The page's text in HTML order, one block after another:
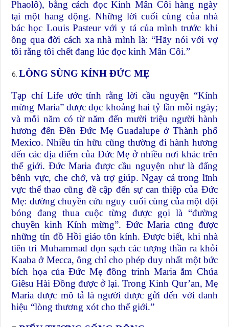
Phaolô), bằng cách đọc Kinh Mân Côi hàng ngày
tại một hang động. Những lời cuối cùng của nhà
bác học Louis Pasteur với y tá của mình trước khi
ông qua đời cách xa nhà mình là: “Hãy nói với vợ
tôi rằng tôi chết đang lúc đọc kinh Mân Côi.”
LÒNG SÙNG KÍNH ĐỨC MẸ
Tạp chí Life ước tính rằng lời cầu nguyện “Kính
mừng Maria” được đọc khoảng hai tỷ lần mỗi ngày;
và mỗi năm có từ năm đến mười triệu người hành
hương đến Đền Đức Mẹ Guadalupe ở Thành phố
Mexico. Nhiều tín hữu cũng thường đi hành hương
đến các địa điểm của Đức Mẹ ở nhiều nơi khác trên
thế giới. Đức Maria được cầu nguyện như là đấng
bênh vực, che chở, và trợ giúp. Ngay cả trong lĩnh
vực thể thao cũng đề cập đến sự can thiệp của Đức
Mẹ: đường chuyền cứu nguy cuối cùng của một đội
bóng đang thua cuộc từng được gọi là “đường
chuyền kinh Kính mừng”. Đức Maria cũng được
những tín đồ Hồi giáo tôn kính. Được biết, khi nhà
tiên tri Muhammad dọn sạch các tượng thần ra khỏi
Kaaba ở Mecca, ông chỉ cho phép duy nhất một bức
bích họa của Đức Mẹ đồng trinh Maria ẵm Chúa
Giêsu Hài Đồng được ở lại. Trong Kinh Qur’an, Mẹ
Maria được mô tả là người được gửi đến với danh
hiệu “lòng thương xót cho thế giới.”